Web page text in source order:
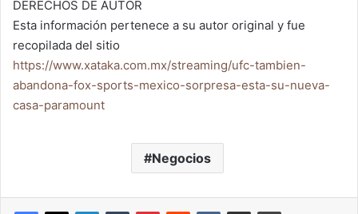
DERECHOS DE AUTOR
Esta información pertenece a su autor original y fue
recopilada del sitio
https://www.xataka.com.mx/streaming/ufc-tambien-
abandona-fox-sports-mexico-sorpresa-esta-su-nueva-
casa-paramount
Negocios